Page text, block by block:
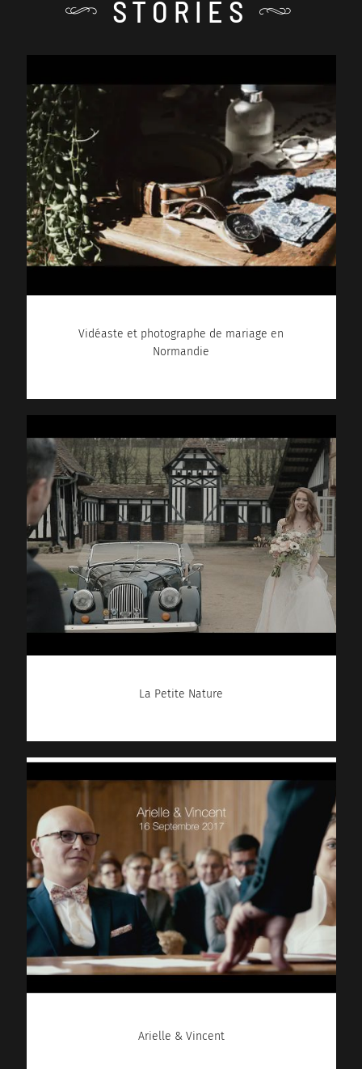
STORIES
Vidéaste et photographe de mariage en
Normandie
La Petite Nature
Arielle & Vincent